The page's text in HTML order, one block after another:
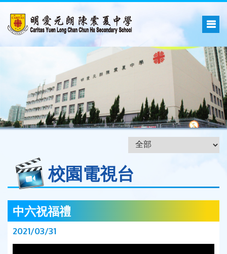
校園電視台
中六祝福禮
2021/03/31